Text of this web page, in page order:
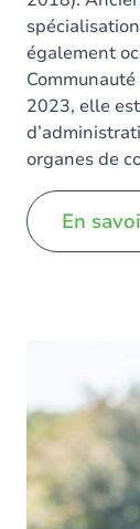
également
2023, elle
organes de
En